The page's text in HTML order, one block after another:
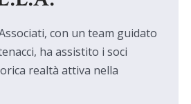
con un team guidato
ha assistito i soci
realtà attiva nella